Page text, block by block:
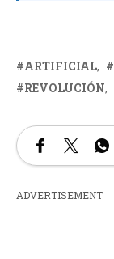
ARTIFICIAL
REVOLUCIÓN
ADVERTISEMENT